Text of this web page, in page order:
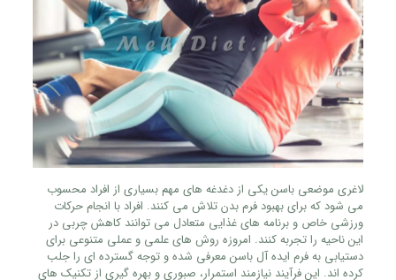
لاغری موضعی باسن یکی از دغدغه‌ های مهم بسیاری از افراد محسوب
می‌ شود که برای بهبود فرم بدن تلاش می‌ کنند. افراد با انجام حرکات
ورزشی خاص و برنامه‌ های غذایی متعادل می‌ توانند کاهش چربی در
این ناحیه را تجربه کنند. امروزه روش‌ های علمی و عملی متنوعی برای
دستیابی به فرم ایده‌ آل باسن معرفی شده و توجه گسترده‌ ای را جلب
کرده‌ اند. این فرآیند نیازمند استمرار، صبوری و بهره‌ گیری از تکنیک‌ های